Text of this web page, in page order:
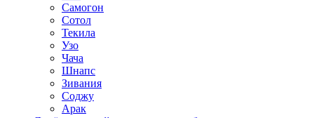
Самогон
Сотол
Текила
Узо
Чача
Шнапс
Зивания
Соджу
Арак